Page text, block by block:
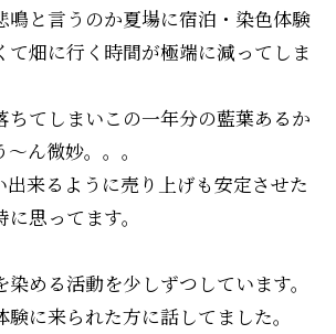
鳴と言うのか夏場に宿泊・染色体験
て畑に行く時間が極端に減ってしま
ちてしまいこの一年分の藍葉あるか
ん微妙。。。
出来るように売り上げも安定させた
思ってます。
める活動を少しずつしています。
に来られた方に話してました。